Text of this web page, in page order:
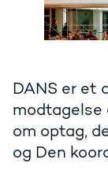
DANS er et
modtagelse
om optag,
og Den